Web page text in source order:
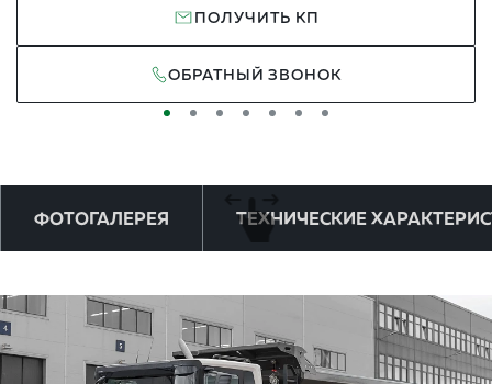
ПОЛУЧИТЬ КП
ОБРАТНЫЙ ЗВОНОК
ФОТОГАЛЕРЕЯ ТЕХНИЧЕСКИЕ